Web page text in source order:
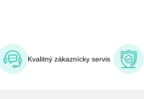
Kvalitný zákaznícky servis